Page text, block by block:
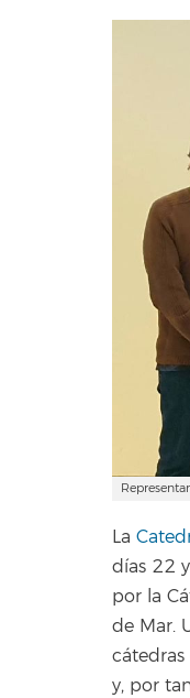
La
días 22
por la
de Mar.
y, por